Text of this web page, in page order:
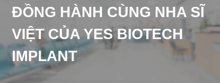
ĐỒNG HÀNH CÙNG NHA SĨ
VIỆT CỦA YES BIOTECH
IMPLANT